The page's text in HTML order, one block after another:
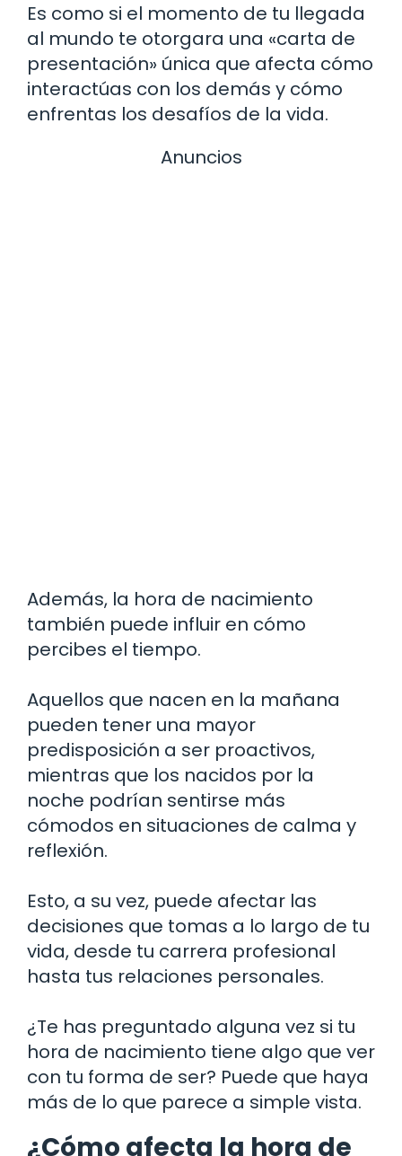
Es como si el momento de tu llegada
al mundo te otorgara una «carta de
presentación» única que afecta cómo
interactúas con los demás y cómo
enfrentas los desafíos de la vida.
Anuncios
Además, la hora de nacimiento
también puede influir en cómo
percibes el tiempo.
Aquellos que nacen en la mañana
pueden tener una mayor
predisposición a ser proactivos,
mientras que los nacidos por la
noche podrían sentirse más
cómodos en situaciones de calma y
reflexión.
Esto, a su vez, puede afectar las
decisiones que tomas a lo largo de tu
vida, desde tu carrera profesional
hasta tus relaciones personales.
¿Te has preguntado alguna vez si tu
hora de nacimiento tiene algo que ver
con tu forma de ser? Puede que haya
más de lo que parece a simple vista.
¿Cómo afecta la hora de